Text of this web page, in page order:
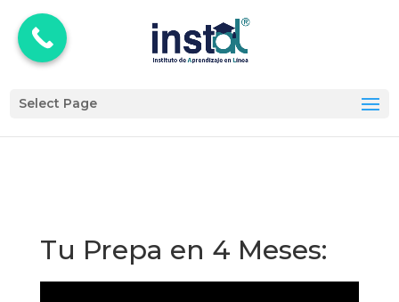
Select Page
Tu Prepa en 4 Meses: